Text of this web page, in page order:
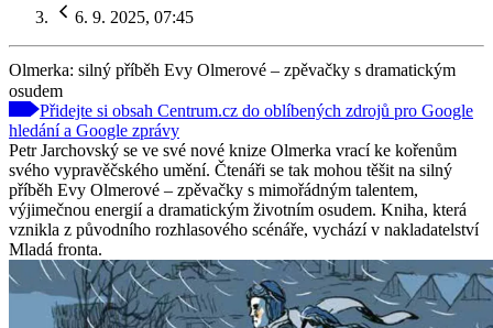
6. 9. 2025, 07:45
Olmerka: silný příběh Evy Olmerové – zpěvačky s dramatickým
osudem
Přidejte si obsah Centrum.cz do oblíbených zdrojů pro Google
hledání a Google zprávy
Petr Jarchovský se ve své nové knize Olmerka vrací ke kořenům
svého vypravěčského umění. Čtenáři se tak mohou těšit na silný
příběh Evy Olmerové – zpěvačky s mimořádným talentem,
výjimečnou energií a dramatickým životním osudem. Kniha, která
vznikla z původního rozhlasového scénáře, vychází v nakladatelství
Mladá fronta.